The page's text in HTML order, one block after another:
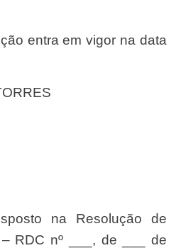
RDC nº ___, de ___ de